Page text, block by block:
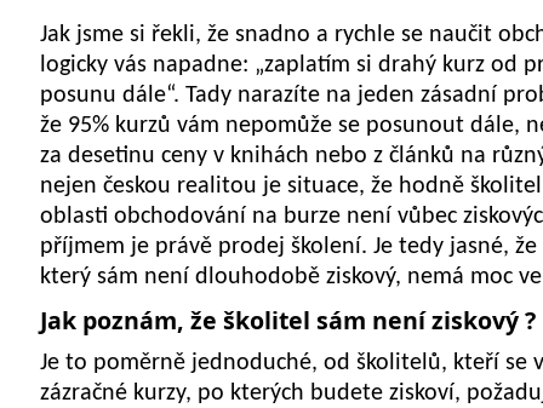
Jak jsme si řekli, že snadno a rychle se naučit
logicky vás napadne: „zaplatím si drahý kurz od
posunu dále“. Tady narazíte na jeden zásadní
že 95% kurzů vám nepomůže se posunout dále,
za desetinu ceny v knihách nebo z článků na
nejen českou realitou je situace, že hodně
oblasti obchodování na burze není vůbec
příjmem je právě prodej školení. Je tedy jasné,
který sám není dlouhodobě ziskový, nemá moc
Jak poznám, že školitel sám není ziskový ?
Je to poměrně jednoduché, od školitelů, kteří se
zázračné kurzy, po kterých budete ziskoví,